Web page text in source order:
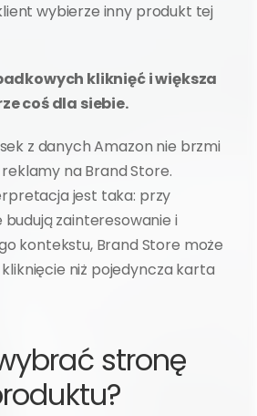
wybierze inny produkt tej
kliknięć i większa
coś dla siebie.
z danych Amazon nie brzmi
na Brand Store.
jest taka: przy
zainteresowanie i
kontekstu, Brand Store może
niż pojedyncza karta
stronę